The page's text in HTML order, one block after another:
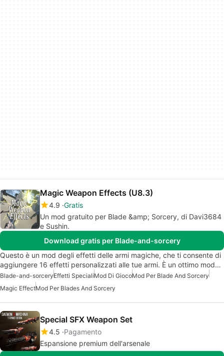
Magic Weapon Effects (U8.3)
4.9 Gratis
Un mod gratuito per Blade &amp; Sorcery, di Davi3684
e Sushin.
Download gratis per Blade-and-sorcery
Questo è un mod degli effetti delle armi magiche, che ti consente di
aggiungere 16 effetti personalizzati alle tue armi. È un ottimo mod…
Blade-and-sorceryEffetti SpecialiMod Di GiocoMod Per Blade And Sorcery
Magic EffectMod Per Blades And Sorcery
Special SFX Weapon Set
4.5 Pagamento
Espansione premium dell'arsenale